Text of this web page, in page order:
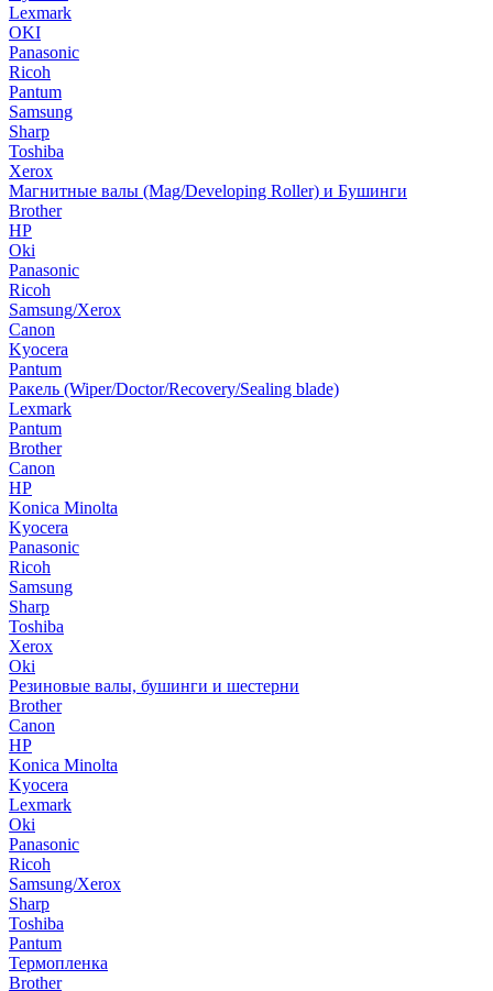
Lexmark
OKI
Panasonic
Ricoh
Pantum
Samsung
Sharp
Toshiba
Xerox
Магнитные валы (Mag/Developing Roller) и Бушинги
Brother
HP
Oki
Panasonic
Ricoh
Samsung/Xerox
Canon
Kyocera
Pantum
Ракель (Wiper/Doctor/Recovery/Sealing blade)
Lexmark
Pantum
Brother
Canon
HP
Konica Minolta
Kyocera
Panasonic
Ricoh
Samsung
Sharp
Toshiba
Xerox
Oki
Резиновые валы, бушинги и шестерни
Brother
Canon
HP
Konica Minolta
Kyocera
Lexmark
Oki
Panasonic
Ricoh
Samsung/Xerox
Sharp
Toshiba
Pantum
Термопленка
Brother